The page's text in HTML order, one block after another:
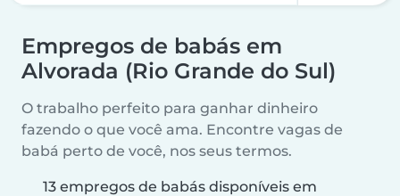
Empregos de babás em
Alvorada (Rio Grande do Sul)
O trabalho perfeito para ganhar dinheiro
fazendo o que você ama. Encontre vagas de
babá perto de você, nos seus termos.
13 empregos de babás disponíveis em